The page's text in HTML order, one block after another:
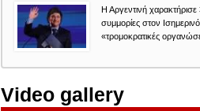
Η Αργεντινή χαρακτήρισε
συμμορίες στον
«τρομοκρατικές
Video gallery